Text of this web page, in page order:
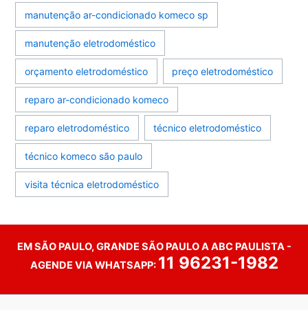
manutenção ar-condicionado komeco sp
manutenção eletrodoméstico
orçamento eletrodoméstico preço eletrodoméstico
reparo ar-condicionado komeco
reparo eletrodoméstico técnico eletrodoméstico
técnico komeco são paulo
visita técnica eletrodoméstico
EM SÃO PAULO, GRANDE SÃO PAULO A ABC PAULISTA -
AGENDE VIA WHATSAPP: 11 96231-1982